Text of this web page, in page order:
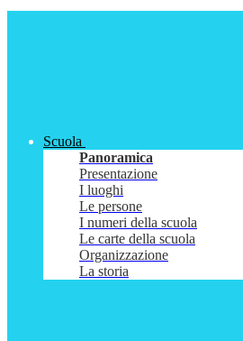
Scuola
Panoramica
Presentazione
I luoghi
Le persone
I numeri della scuola
Le carte della scuola
Organizzazione
La storia